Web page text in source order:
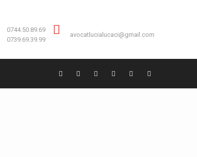
0744.50.89.69
0739.69.39.99
avocatlucialucaci@gmail.com